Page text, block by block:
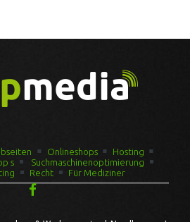
Onlineshops
Hosting
s
Suchmaschinenoptimierung
Recht Für Mediziner